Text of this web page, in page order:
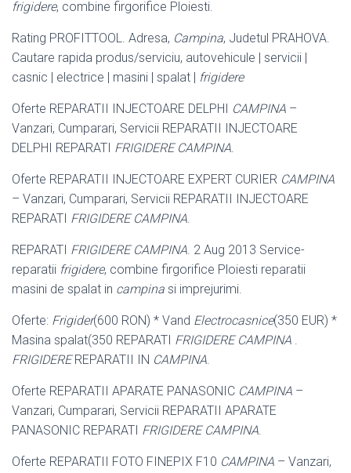
frigidere, combine firgorifice Ploiesti.
Rating PROFITTOOL. Adresa, Campina, Judetul PRAHOVA.
Cautare rapida produs/serviciu, autovehicule | servicii |
casnic | electrice | masini | spalat |
frigidere
Oferte REPARATII INJECTOARE DELPHI CAMPINA –
Vanzari, Cumparari, Servicii REPARATII INJECTOARE
DELPHI REPARATI FRIGIDERE CAMPINA.
Oferte REPARATII INJECTOARE EXPERT CURIER CAMPINA
– Vanzari, Cumparari, Servicii REPARATII INJECTOARE
REPARATI FRIGIDERE CAMPINA.
REPARATI FRIGIDERE CAMPINA. 2 Aug 2013 Service-
reparatii frigidere, combine firgorifice Ploiesti reparatii
masini de spalat in campina si imprejurimi.
Oferte: Frigider(600 RON) * Vand Electrocasnice(350 EUR) *
Masina spalat(350 REPARATI FRIGIDERE CAMPINA .
FRIGIDEREREPARATII IN CAMPINA.
Oferte REPARATII APARATE PANASONIC CAMPINA –
Vanzari, Cumparari, Servicii REPARATII APARATE
PANASONIC REPARATI FRIGIDERE CAMPINA.
Oferte REPARATII FOTO FINEPIX F10 CAMPINA – Vanzari,